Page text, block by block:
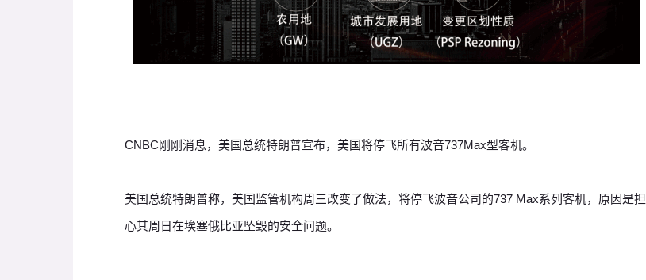
CNBC刚刚消息，美国总统特朗普宣布，美国将停飞所有波音737Max型客机。
美国总统特朗普称，美国监管机构周三改变了做法，将停飞波音公司的737 Max系列客机，原因是担
心其周日在埃塞俄比亚坠毁的安全问题。